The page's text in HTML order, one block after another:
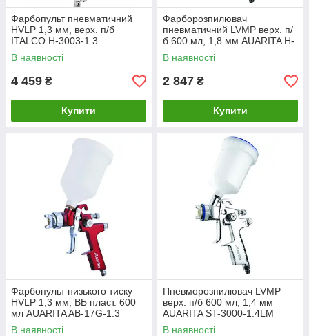
Фарбопульт пневматичний
HVLP 1,3 мм, верх. п/б
ITALCO H-3003-1.3
В наявності
4 459 ₴
Купити
Фарборозпилювач
пневматичний LVMP верх. п/
б 600 мл, 1,8 мм AUARITA H-
2002-1.8LM
В наявності
2 847 ₴
Купити
Фарбопульт низького тиску
HVLP 1,3 мм, ВБ пласт. 600
мл AUARITA AB-17G-1.3
В наявності
Пневморозпилювач LVMP
верх. п/б 600 мл, 1,4 мм
AUARITA ST-3000-1.4LM
В наявності